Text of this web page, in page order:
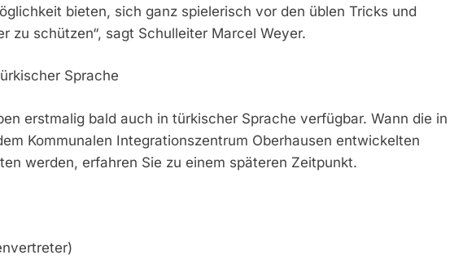
bieten, sich ganz spielerisch vor den üblen Tricks und
zu schützen“, sagt Schulleiter Marcel Weyer.
Sprache
erstmalig bald auch in türkischer Sprache verfügbar. Wann die in
Kommunalen Integrationszentrum Oberhausen entwickelten
werden, erfahren Sie zu einem späteren Zeitpunkt.